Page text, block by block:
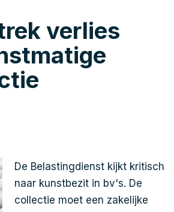
verlies
De Belastingdienst kijkt kritisch
naar kunstbezit in bv's. De
collectie moet een zakelijke